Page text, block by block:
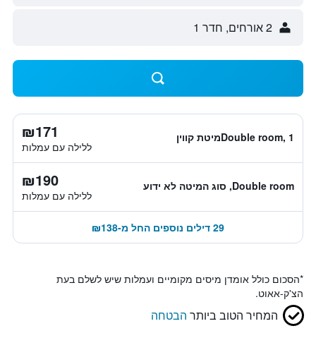
2 אורחים, חדר 1
Double room, 1מיטת קווין ₪171
ללילה עם עמלות
Double room, סוג המיטה לא ידוע ₪190
ללילה עם עמלות
29 דילים נוספים החל מ-₪138
*הסכום כולל אומדן מיסים מקומיים ועמלות שיש לשלם בעת
הצ'ק-אאוט.
המחיר הטוב ביותר הבטחה